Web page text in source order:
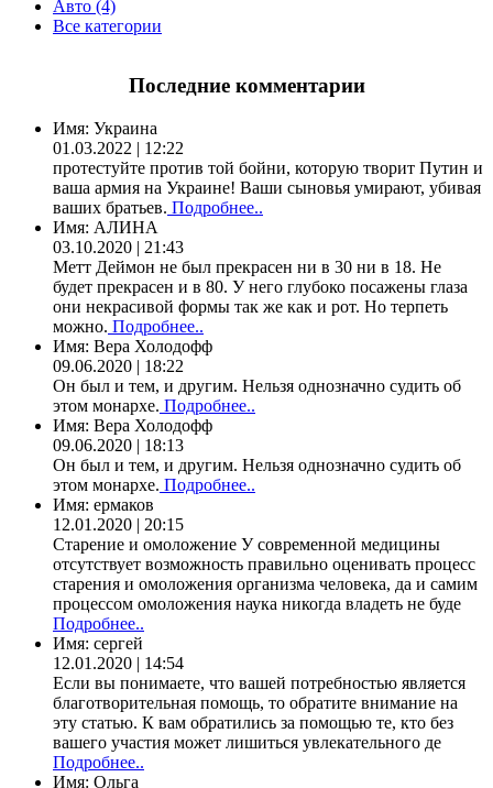
Авто (4)
Все категории
Последние комментарии
Имя: Украина
01.03.2022 | 12:22
протестуйте против той бойни, которую творит Путин и
ваша армия на Украине! Ваши сыновья умирают, убивая
ваших братьев. Подробнее..
Имя: АЛИНА
03.10.2020 | 21:43
Метт Деймон не был прекрасен ни в 30 ни в 18. Не
будет прекрасен и в 80. У него глубоко посажены глаза
они некрасивой формы так же как и рот. Но терпеть
можно. Подробнее..
Имя: Вера Холодофф
09.06.2020 | 18:22
Он был и тем, и другим. Нельзя однозначно судить об
этом монархе. Подробнее..
Имя: Вера Холодофф
09.06.2020 | 18:13
Он был и тем, и другим. Нельзя однозначно судить об
этом монархе. Подробнее..
Имя: ермаков
12.01.2020 | 20:15
Старение и омоложение У современной медицины
отсутствует возможность правильно оценивать процесс
старения и омоложения организма человека, да и самим
процессом омоложения наука никогда владеть не буде
Подробнее..
Имя: сергей
12.01.2020 | 14:54
Если вы понимаете, что вашей потребностью является
благотворительная помощь, то обратите внимание на
эту статью. К вам обратились за помощью те, кто без
вашего участия может лишиться увлекательного де
Подробнее..
Имя: Ольга